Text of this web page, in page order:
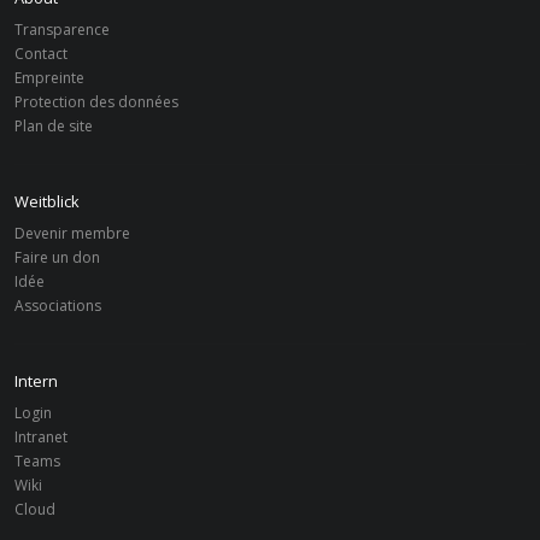
Transparence
Contact
Empreinte
Protection des données
Plan de site
Weitblick
Devenir membre
Faire un don
Idée
Associations
Intern
Login
Intranet
Teams
Wiki
Cloud